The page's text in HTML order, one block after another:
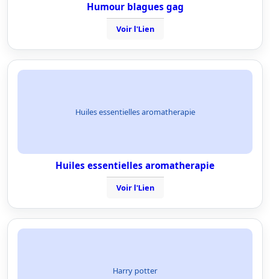
Humour blagues gag
Voir l'Lien
Huiles essentielles aromatherapie
Huiles essentielles aromatherapie
Voir l'Lien
Harry potter